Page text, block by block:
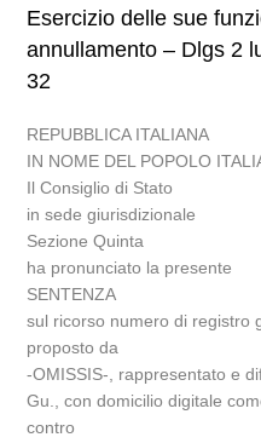
Esercizio delle sue
annullamento – Dlgs 2
32
REPUBBLICA ITALIANA
IN NOME DEL POPOLO
Il Consiglio di Stato
in sede giurisdizionale
Sezione Quinta
ha pronunciato la presente
SENTENZA
sul ricorso numero di registro
proposto da
-OMISSIS-, rappresentato e
Gu., con domicilio digitale
contro